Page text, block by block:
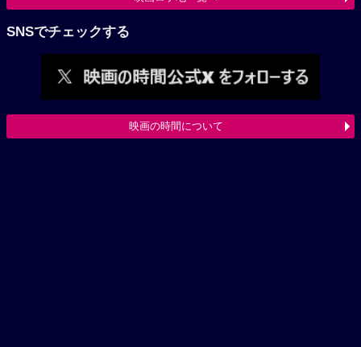
SNSでチェックする
映画の時間について